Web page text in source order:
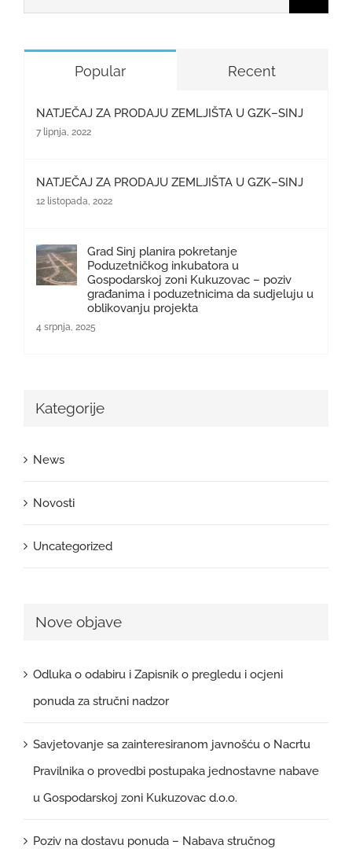
Popular Recent
NATJEČAJ ZA PRODAJU ZEMLJIŠTA U GZK–SINJ
7 lipnja, 2022
NATJEČAJ ZA PRODAJU ZEMLJIŠTA U GZK–SINJ
12 listopada, 2022
Grad Sinj planira pokretanje
Poduzetničkog inkubatora u
Gospodarskoj zoni Kukuzovac – poziv
građanima i poduzetnicima da sudjeluju u
oblikovanju projekta
4 srpnja, 2025
Kategorije
News
Novosti
Uncategorized
Nove objave
Odluka o odabiru i Zapisnik o pregledu i ocjeni
ponuda za stručni nadzor
Savjetovanje sa zainteresiranom javnošću o Nacrtu
Pravilnika o provedbi postupaka jednostavne nabave
u Gospodarskoj zoni Kukuzovac d.o.o.
Poziv na dostavu ponuda – Nabava stručnog